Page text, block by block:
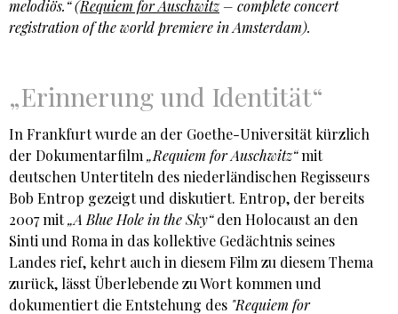
melodiös.“ (Requiem for Auschwitz– complete concert
registration of the world premiere in Amsterdam).
„Erinnerung und Identität“
In Frankfurt wurde an der Goethe-Universität kürzlich
der Dokumentarfilm „Requiem for Auschwitz“mit
deutschen Untertiteln des niederländischen Regisseurs
Bob Entrop gezeigt und diskutiert. Entrop, der bereits
2007 mit„A Blue Hole in the Sky“den Holocaust an den
Sinti und Roma in das kollektive Gedächtnis seines
Landes rief, kehrt auch in diesem Film zu diesem Thema
zurück, lässt Überlebende zu Wort kommen und
dokumentiert die Entstehung des "Requiem for